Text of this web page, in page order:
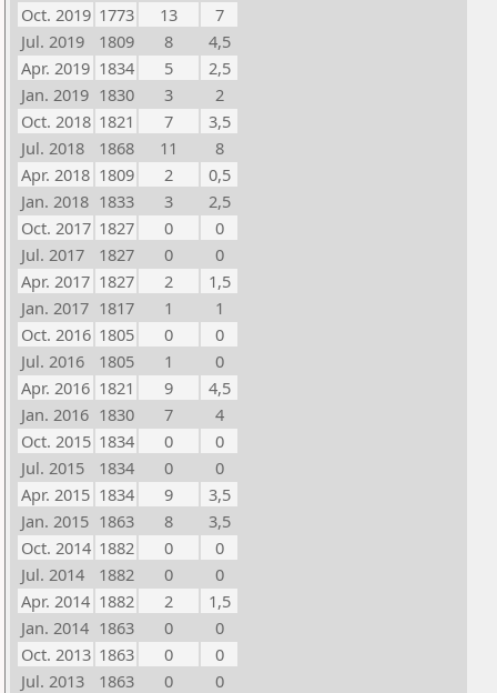
Oct. 2019 1773 13
7
Jul. 2019
1809 8
4,5
Apr. 2019 1834 5
2,5
Jan. 2019 1830 3
2
Oct. 2018 1821 7
3,5
Jul. 2018
1868 11
8
Apr. 2018 1809 2
0,5
Jan. 2018 1833 3
2,5
Oct. 2017 1827 0
0
Jul. 2017
1827 0
0
Apr. 2017 1827 2
1,5
Jan. 2017 1817 1
1
Oct. 2016 1805 0
0
Jul. 2016
1805 1
0
Apr. 2016 1821 9
4,5
Jan. 2016 1830 7
4
Oct. 2015 1834 0
0
Jul. 2015
1834 0
0
Apr. 2015 1834 9
3,5
Jan. 2015 1863 8
3,5
Oct. 2014 1882 0
0
Jul. 2014
1882 0
0
Apr. 2014 1882 2
1,5
Jan. 2014 1863 0
0
Oct. 2013 1863 0
0
Jul. 2013
1863 0
0